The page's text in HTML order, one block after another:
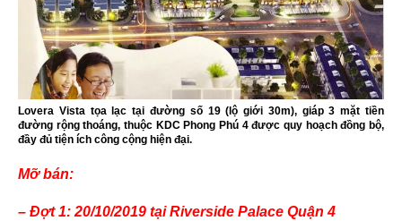
Lovera Vista tọa lạc tại đường số 19 (lộ giới 30m), giáp 3 mặt tiền
đường rộng thoáng, thuộc KDC Phong Phú 4 được quy hoạch đồng bộ,
đầy đủ tiện ích công cộng hiện đại.
Mỡ bán:
– Đợt 1: 20/10/2019 tại Riverside Palace Quận 4